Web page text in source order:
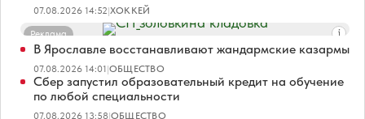
07.08.2026 14:52|ХОККЕЙ
Реклама
В Ярославле восстанавливают жандармские казармы
07.08.2026 14:01|ОБЩЕСТВО
Сбер запустил образовательный кредит на обучение
по любой специальности
07.08.2026 13:58|ОБЩЕСТВО